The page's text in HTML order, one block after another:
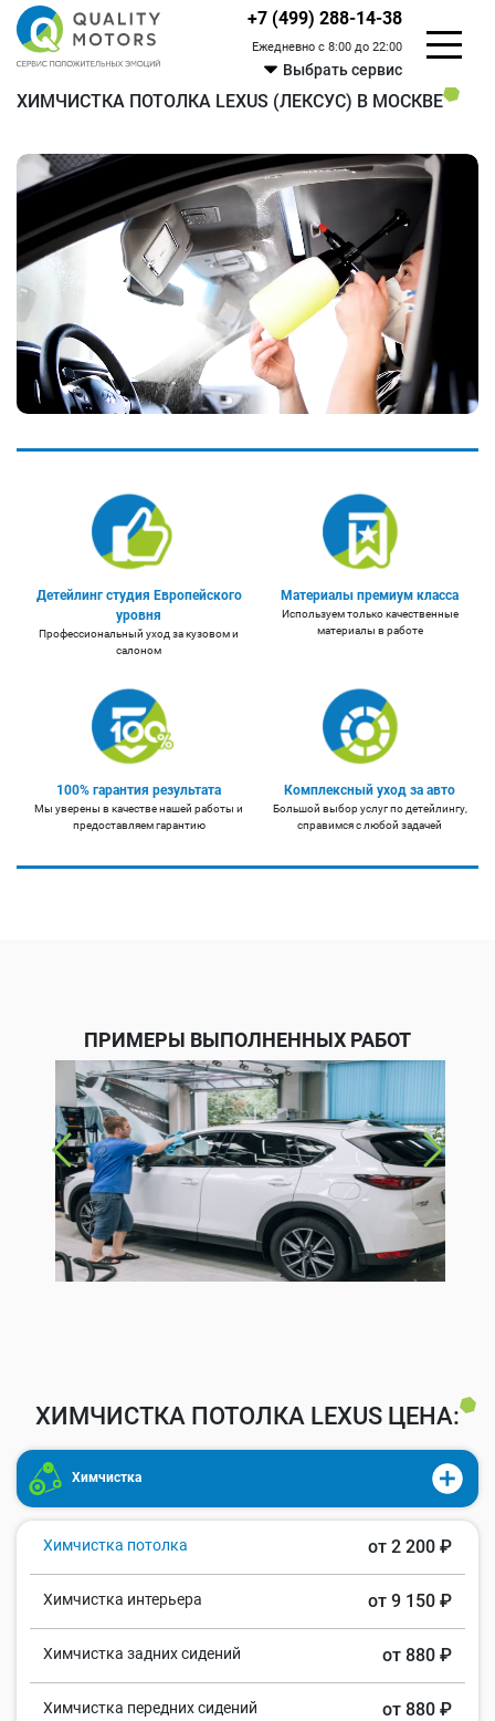
+7 (499) 288-14-38
Ежедневно с 8:00 до 22:00
Выбрать сервис
ХИМЧИСТКА ПОТОЛКА LEXUS (ЛЕКСУС) В МОСКВЕ
Детейлинг студия Европейского
уровня
Профессиональный уход за кузовом и
салоном
Материалы премиум класса
Используем только качественные
материалы в работе
100% гарантия результата
Мы уверены в качестве нашей работы и
предоставляем гарантию
Комплексный уход за авто
Большой выбор услуг по детейлингу,
справимся с любой задачей
ПРИМЕРЫ ВЫПОЛНЕННЫХ РАБОТ
ХИМЧИСТКА ПОТОЛКА LEXUS ЦЕНА:
Химчистка
Химчистка потолка от 2 200 ₽
Химчистка интерьера от 9 150 ₽
Химчистка задних сидений от 880 ₽
Химчистка передних сидений от 880 ₽